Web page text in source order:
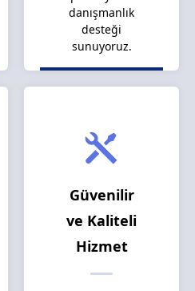
danışmanlık
desteği
sunuyoruz.
Güvenilir
ve Kaliteli
Hizmet